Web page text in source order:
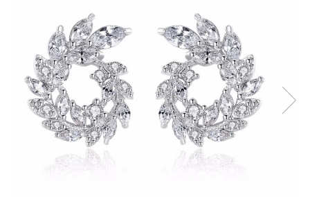
Reduceri
Cele mai noi
Cele mai vandute
Cele mai votate
Cu video
0 Lei - 100 Lei
100 Lei - 200 Lei